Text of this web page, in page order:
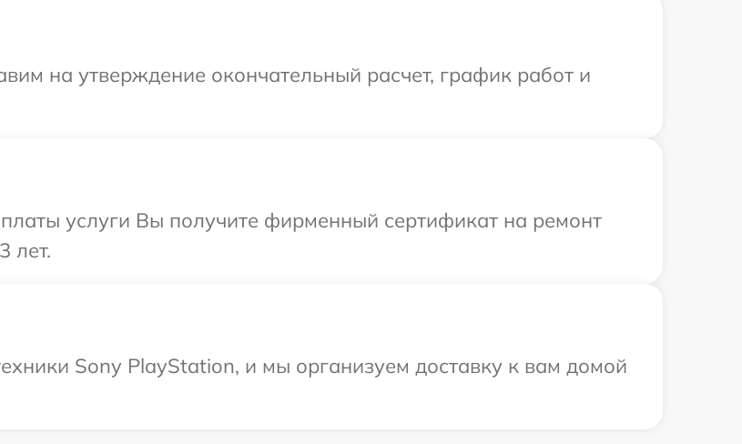
на утверждение окончательный расчет, график работ и
услуги Вы получите фирменный сертификат на ремонт
лет.
Sony PlayStation, и мы организуем доставку к вам домой